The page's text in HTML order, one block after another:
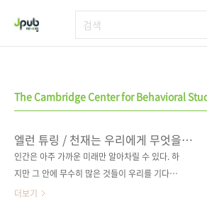
The Cambridge Center for Behavioral
엘런 튜링 / 천재는 우리에게 무엇을
남겼을까? [대한민국 소프트웨어 성공
방정식]
인간은 아주 가까운 미래만 알아차릴 수 있다. 하
지만 그 안에 무수히 많은 것들이 우리를 기다리
고 있다. - 앨런 튜링, 논문 중에서 흔히 천재라고
더보기